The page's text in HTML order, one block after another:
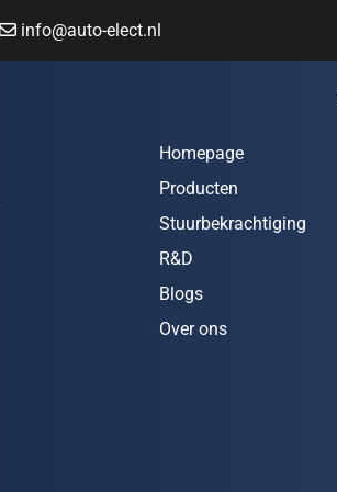
info@auto-elect.nl
Homepage
Producten
Stuurbekrachtiging
R&D
Blogs
Over ons